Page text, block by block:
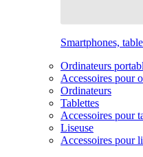
Smartphones,
Ordinateurs
Accessoires pour
Ordinateurs
Tablettes
Accessoires pour
Liseuse
Accessoires pour